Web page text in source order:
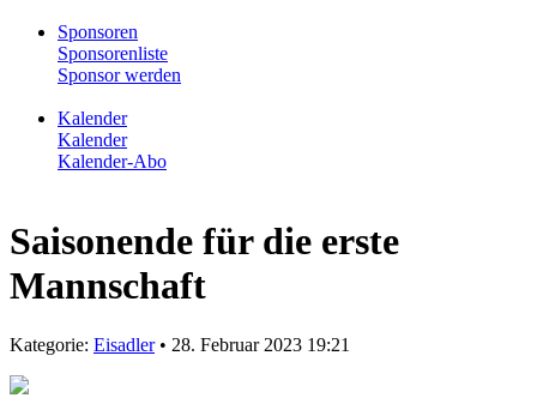
Sponsoren
Sponsorenliste
Sponsor werden
Kalender
Kalender
Kalender-Abo
Saisonende für die erste
Mannschaft
Kategorie: Eisadler• 28. Februar 2023 19:21